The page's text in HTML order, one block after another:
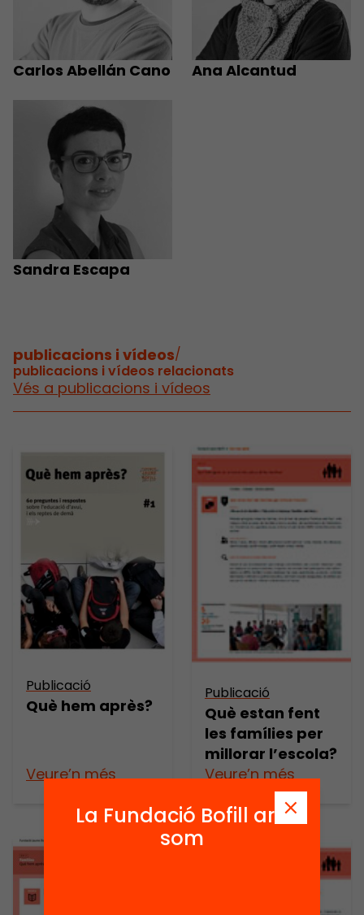
Carlos Abellán Cano Ana Alcantud
Sandra Escapa
publicacions i vídeos/
publicacions i vídeos relacionats
Vés a publicacions i vídeos
Publicació
Què hem après?
Veure’n més
Publicació
Què estan fent
les famílies per
millorar l’escola?
Veure’n més
La Fundació Bofill ara
som